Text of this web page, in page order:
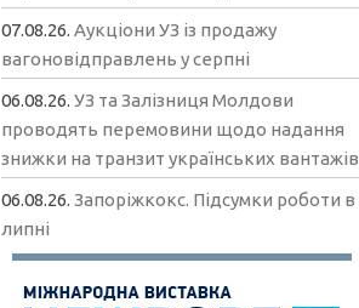
07.08.26.Аукціони УЗ із продажу
вагоновідправлень у серпні
06.08.26.УЗ та Залізниця Молдови
проводять перемовини щодо надання
знижки на транзит українських вантажів
06.08.26.Запоріжкокс. Підсумки роботи в
липні